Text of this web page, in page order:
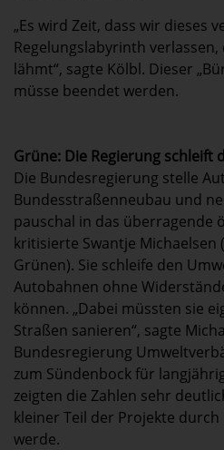
„Es wird Zeit, dass wir dieses
Regelungslabyrinth verlassen,
lähmt“, sagte Kölbl. Dieser
müsse beendet werden.
Grüne: Die Regierung schleift
Die Bundesregierung stelle
Bundesstraßenneubau und
pauschal in das überragende
kritisierte Swantje Michaelsen
Grünen). Sie schleife den
Autobahnen ohne
können. „Dabei müssten sie
Straßen sanieren“, sagte
Bundesregierung
zum Sündenbock für
zeigten die Zahlen sehr
kleiner Teil der Projekte
werde.